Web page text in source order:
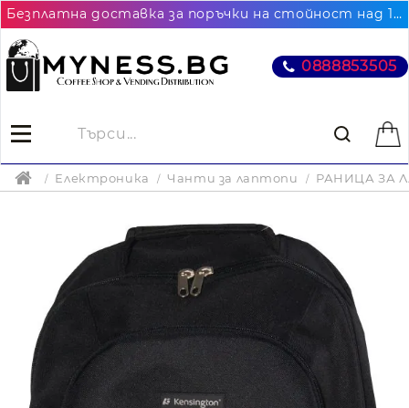
Безплатна доставка за поръчки на стойност над 102.26€ / 200лв. до най-близкия до Вас офис на Еконт
0888853505
Електроника Чанти за лаптопи РАНИЦА ЗА